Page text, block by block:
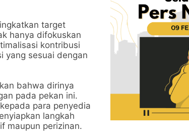
target
hanya difokuskan
kontribusi
yang sesuai dengan
bahwa dirinya
pada pekan ini.
para penyedia
langkah
maupun perizinan.